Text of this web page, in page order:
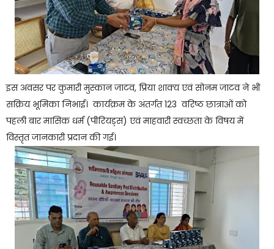
इस अवसर पर कुमारी मुस्कान जाटव, प्रिया शाक्य एवं सोनम जाटव ने भी
सक्रिय भूमिका निभाई। कार्यक्रम के अंतर्गत 123 वरिष्ठ छात्राओं को
पहली बार मासिक धर्म (पीरियड्स) एवं माहवारी स्वच्छता के विषय में
विस्तृत जानकारी प्रदान की गई।